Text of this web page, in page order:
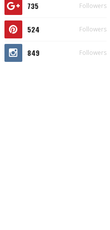
735 Followers
524 Followers
849 Followers